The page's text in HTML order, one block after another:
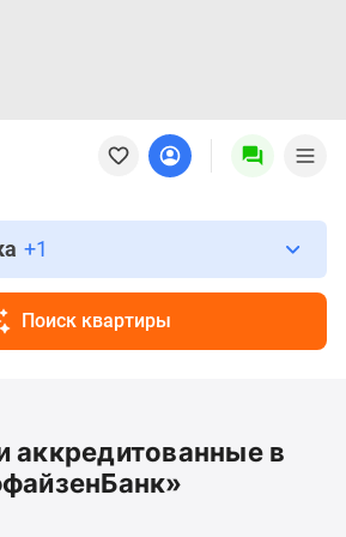
+1
Поиск квартиры
аккредитованные в